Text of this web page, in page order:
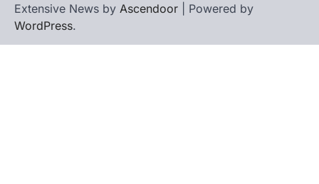
Extensive News by Ascendoor | Powered by
WordPress.